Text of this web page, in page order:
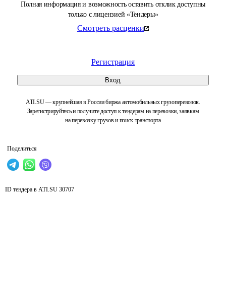
Полная информация и возможность оставить отклик доступны
только с лицензией «Тендеры»
Смотреть расценки
Регистрация
Вход
ATI.SU — крупнейшая в России биржа автомобильных грузоперевозок.
Зарегистрируйтесь и получите доступ к тендерам на перевозки, заявкам
на перевозку грузов и поиск транспорта
Поделиться
ID тендера в ATI.SU 30707